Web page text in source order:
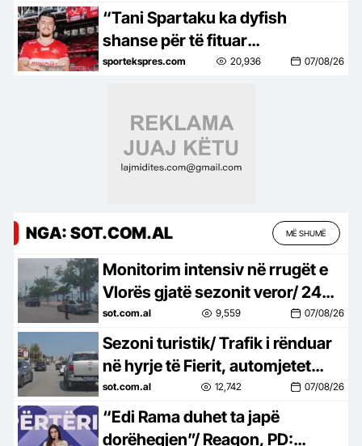
Barcelonës
“Tani Spartaku ka dyfish
shanse për të fituar
kampionatin”, ish-lojtari rus:
sportekspres.com 20,936 07/08/26
NGA: SOT.COM.AL MË SHUMË
Monitorim intensiv në rrugët e
Vlorës gjatë sezonit veror/ 24
drejtues mjetesh të arrestuar
dhe proceduar
sot.com.al 9,559 07/08/26
Sezoni turistik/ Trafik i rënduar
në hyrje të Fierit, automjetet
krijojnë radhë deri në 3
kilometra
sot.com.al 12,742 07/08/26
“Edi Rama duhet ta japë
dorëheqjen”/ Reagon, PD: